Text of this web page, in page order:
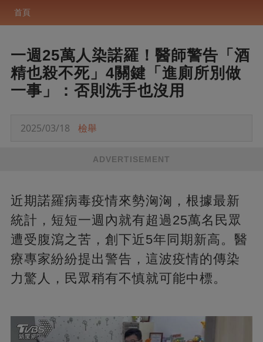
首頁
一週25萬人染諾羅！醫師警告「酒
精也殺不死」4關鍵「進廁所別做
一事」：否則洗手也沒用
2025/03/18 檢舉
ADVERTISEMENT
近期諾羅病毒疫情來勢洶洶，根據最新
統計，短短一週內就有超過25萬名民眾
遭受腹瀉之苦，創下近5年同期新高。醫
療專家紛紛提出警告，這波疫情的傳染
力驚人，民眾稍有不慎就可能中標。